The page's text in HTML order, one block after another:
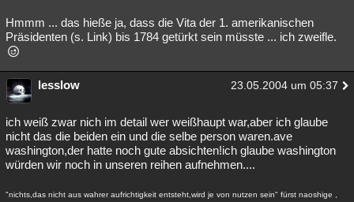
Hmmm ... das hieße ja, dass die Vita der 1. amerikanischen
Präsidenten (s. Link) bis 1784 getürkt sein müsste ... ich zweifle.
lesslow 23.05.2004 um 05:37
ich weiß zwar nich im detail wer weißhaupt war,aber ich glaube
nicht das die beiden ein und die selbe person waren.ave
washington,der hatte noch gute absichten!ich glaube washington
würden wir noch in unseren reihen aufnehmen....
"nichts,das nicht aus wahrer aufrichtigkeit entsteht,wird je von nutzen sein" fürst naoshige ,